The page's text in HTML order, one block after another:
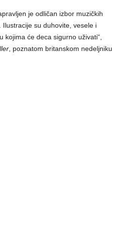
je odličan izbor muzičkih
su duhovite, vesele i
kojima će deca sigurno uživati“,
, poznatom britanskom nedeljniku